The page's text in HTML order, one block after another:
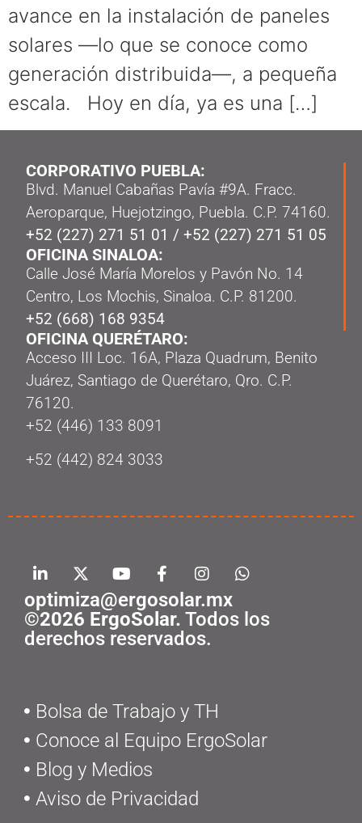
avance en la instalación de paneles
solares —lo que se conoce como
generación distribuida—, a pequeña
escala. Hoy en día, ya es una […]
CORPORATIVO PUEBLA:
Blvd. Manuel Cabañas Pavía #9A. Fracc.
Aeroparque, Huejotzingo, Puebla. C.P. 74160.
+52 (227) 271 51 01 / +52 (227) 271 51 05
OFICINA SINALOA:
Calle José María Morelos y Pavón No. 14
Centro, Los Mochis, Sinaloa. C.P. 81200.
+52 (668) 168 9354
OFICINA QUERÉTARO:
Acceso III Loc. 16A, Plaza Quadrum, Benito
Juárez, Santiago de Querétaro, Qro. C.P.
76120.
‭+52 (446) 133 8091‬
+52 (442) 824 3033
optimiza@ergosolar.mx
©2026 ErgoSolar. Todos los
derechos reservados.
Bolsa de Trabajo y TH
Conoce al Equipo ErgoSolar
Blog y Medios
Aviso de Privacidad